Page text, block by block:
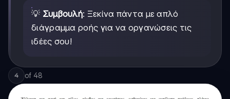
💡 Συμβουλή: Ξεκίνα πάντα με απλό
διάγραμμα ροής για να οργανώσεις τις
ιδέες σου!
4 of 48